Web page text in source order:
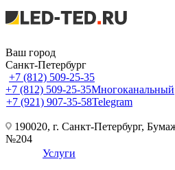
Ваш город
Санкт-Петербург
+7 (812) 509-25-35
+7 (812) 509-25-35Многоканальный
+7 (921) 907-35-58Telegram
190020, г. Санкт-Петербург,
№204
Услуги